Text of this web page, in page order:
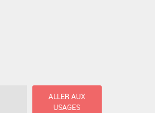
ALLER AUX
USAGES